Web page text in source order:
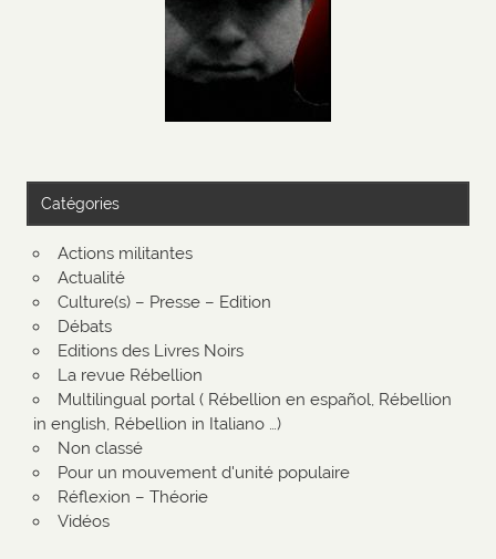
Catégories
Actions militantes
Actualité
Culture(s) – Presse – Edition
Débats
Editions des Livres Noirs
La revue Rébellion
Multilingual portal ( Rébellion en español, Rébellion
in english, Rébellion in Italiano …)
Non classé
Pour un mouvement d'unité populaire
Réflexion – Théorie
Vidéos